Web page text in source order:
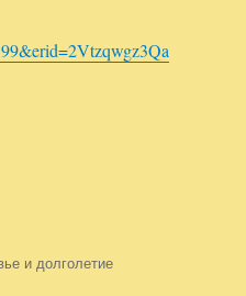
и долголетие